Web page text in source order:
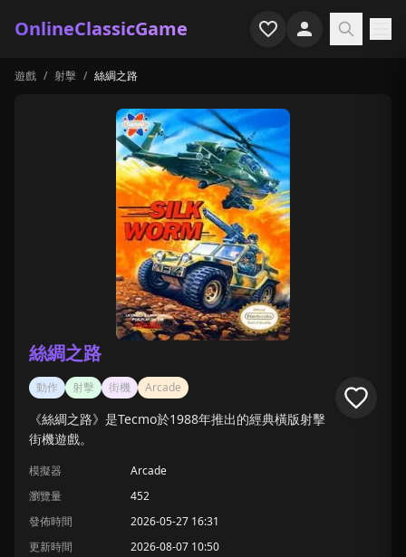
OnlineClassicGame
首頁
遊戲專題
最近玩過
遊戲 / 射擊 / 絲綢之路
絲綢之路
動作 射擊 街機 Arcade
《絲綢之路》是Tecmo於1988年推出的經典橫版射擊
街機遊戲。
模擬器
Arcade
瀏覽量
452
發佈時間
2026-05-27 16:31
更新時間
2026-08-07 10:50